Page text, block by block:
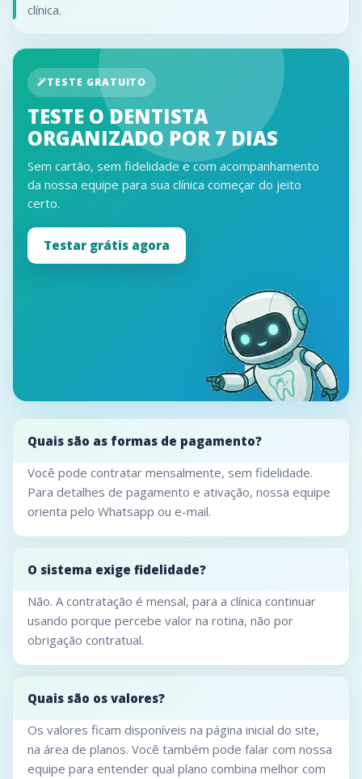
clínica.
TESTE GRATUITO
TESTE O DENTISTA
ORGANIZADO POR 7 DIAS
Sem cartão, sem fidelidade e com acompanhamento
da nossa equipe para sua clínica começar do jeito
certo.
Testar grátis agora
Quais são as formas de pagamento?
Você pode contratar mensalmente, sem fidelidade.
Para detalhes de pagamento e ativação, nossa equipe
orienta pelo Whatsapp ou e-mail.
O sistema exige fidelidade?
Não. A contratação é mensal, para a clínica continuar
usando porque percebe valor na rotina, não por
obrigação contratual.
Quais são os valores?
Os valores ficam disponíveis na página inicial do site,
na área de planos. Você também pode falar com nossa
equipe para entender qual plano combina melhor com